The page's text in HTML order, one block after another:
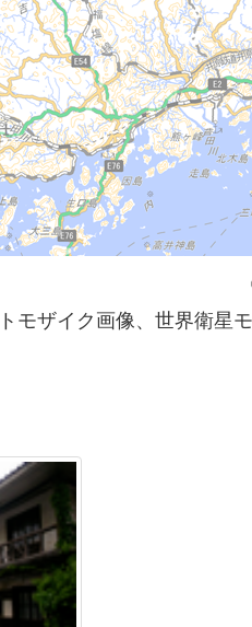
モザイク画像、世界衛星